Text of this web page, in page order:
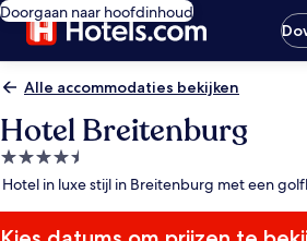
Doorgaan naar hoofdinhoud
Alle accommodaties bekijken
Hotel Breitenburg
4.5-
sterrenaccommodatie
Hotel in luxe stijl in Breitenburg met een